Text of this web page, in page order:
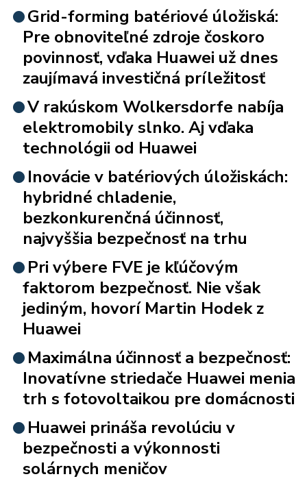
Grid-forming batériové úložiská:
Pre obnoviteľné zdroje čoskoro
povinnosť, vďaka Huawei už dnes
zaujímavá investičná príležitosť
V rakúskom Wolkersdorfe nabíja
elektromobily slnko. Aj vďaka
technológii od Huawei
Inovácie v batériových úložiskách:
hybridné chladenie,
bezkonkurenčná účinnosť,
najvyššia bezpečnosť na trhu
Pri výbere FVE je kľúčovým
faktorom bezpečnosť. Nie však
jediným, hovorí Martin Hodek z
Huawei
Maximálna účinnosť a bezpečnosť:
Inovatívne striedače Huawei menia
trh s fotovoltaikou pre domácnosti
Huawei prináša revolúciu v
bezpečnosti a výkonnosti
solárnych meničov